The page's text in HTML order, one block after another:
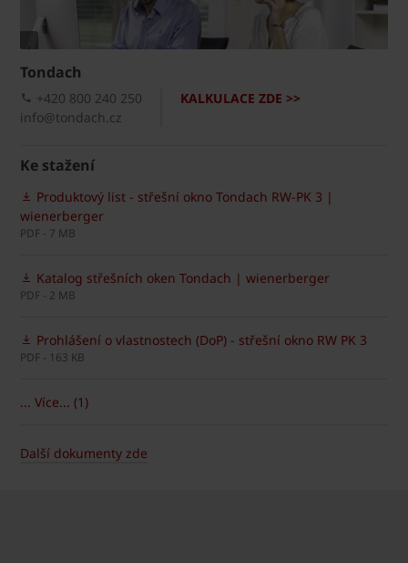
Tondach
KALKULACE ZDE >>
+420 800 240 250
info@tondach.cz
Ke stažení
Produktový list - střešní okno Tondach RW-PK 3 |
wienerberger
PDF - 7 MB
Katalog střešních oken Tondach | wienerberger
PDF - 2 MB
Prohlášení o vlastnostech (DoP) - střešní okno RW PK 3
PDF - 163 KB
... Více... (1)
Další dokumenty zde